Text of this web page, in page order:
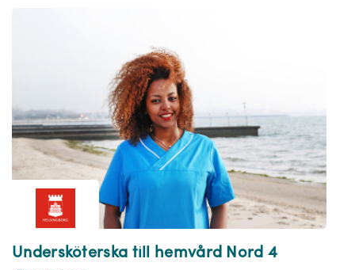
Undersköterska till hemvård Nord 4